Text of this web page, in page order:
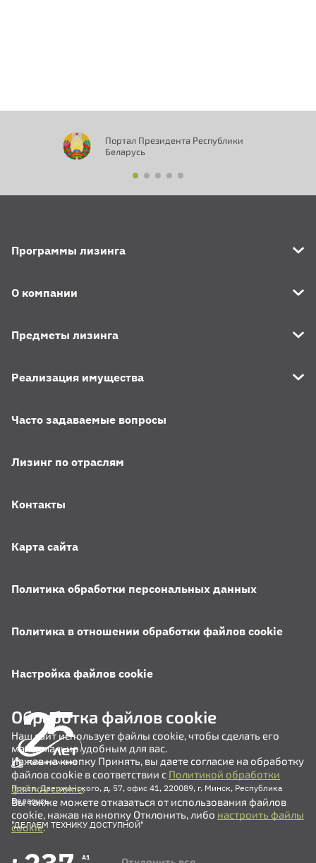
Портал Президента Республики
Беларусь
Просп. Дзержинского, д. 57, офис 41, 220089, г. Минск, Республика
Беларусь
"ДЕЛАЕМ ТЕХНИКУ ДОСТУПНОЙ"
A1
Программы лизинга
О компании
Предметы лизинга
Реализация имущества
Часто задаваемые вопросы
Лизинг по отраслям
Контакты
Карта сайта
Политика обработки персональных данных
Политика в отношении обработки файлов cookie
Настройка файлов cookie
Обработка файлов cookie
Наш сайт использует файлы cookie, чтобы сделать его
максимально удобным для вас.
Нажав на кнопку Принять, вы даете согласие на обработку
файлов cookie в соответствии с Политикой обработки
файлов cookie.
Вы также можете отказаться от использования файлов
cookie, нажав на кнопку Отклонить, либо настроить файлы
cookie.